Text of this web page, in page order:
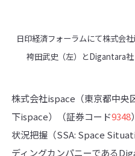
日印経済フォーラムにて株式会
袴田武史（左）とDigantara社
株式会社ispace（東京都中央
下ispace）（証券コード9348
状況把握（SSA: Space
ディングカンパニーである